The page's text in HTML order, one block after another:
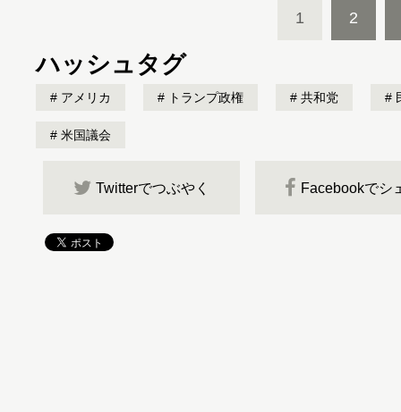
1 2
ハッシュタグ
アメリカ トランプ政権 共和党
米国議会
Twitterでつぶやく Facebookでシ